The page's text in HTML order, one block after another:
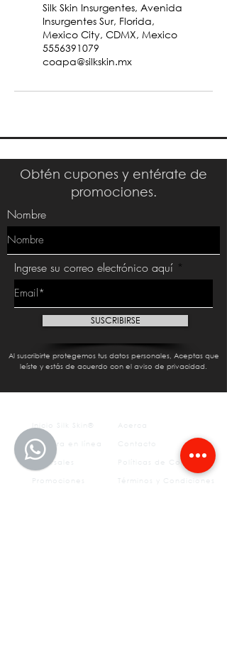
Silk Skin Insurgentes, Avenida
Insurgentes Sur, Florida,
Mexico City, CDMX, Mexico
5556391079
coapa@silkskin.mx
Obtén cupones y entérate de
promociones.
Nombre
Ingrese su correo electrónico aquí
SUSCRIBIRSE
Al suscribirte protegemos tus datos personales, Aceptas que
leíste y estás de acuerdo con el aviso de privacidad.
Inicio Silk Skin®
Compra en línea
Sucursales
Promociones
Acerca
Contacto
Políticas de Compra
Términos y Condiciones